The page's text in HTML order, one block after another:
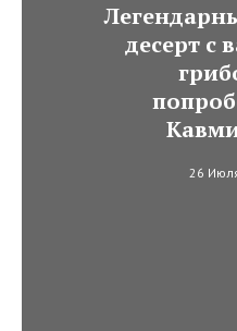
десерт с
26